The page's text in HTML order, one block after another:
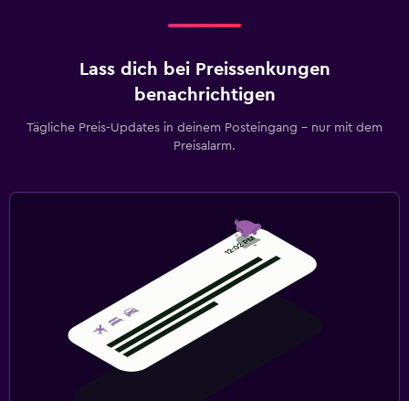
Lass dich bei Preissenkungen
benachrichtigen
Tägliche Preis-Updates in deinem Posteingang – nur mit dem
Preisalarm.